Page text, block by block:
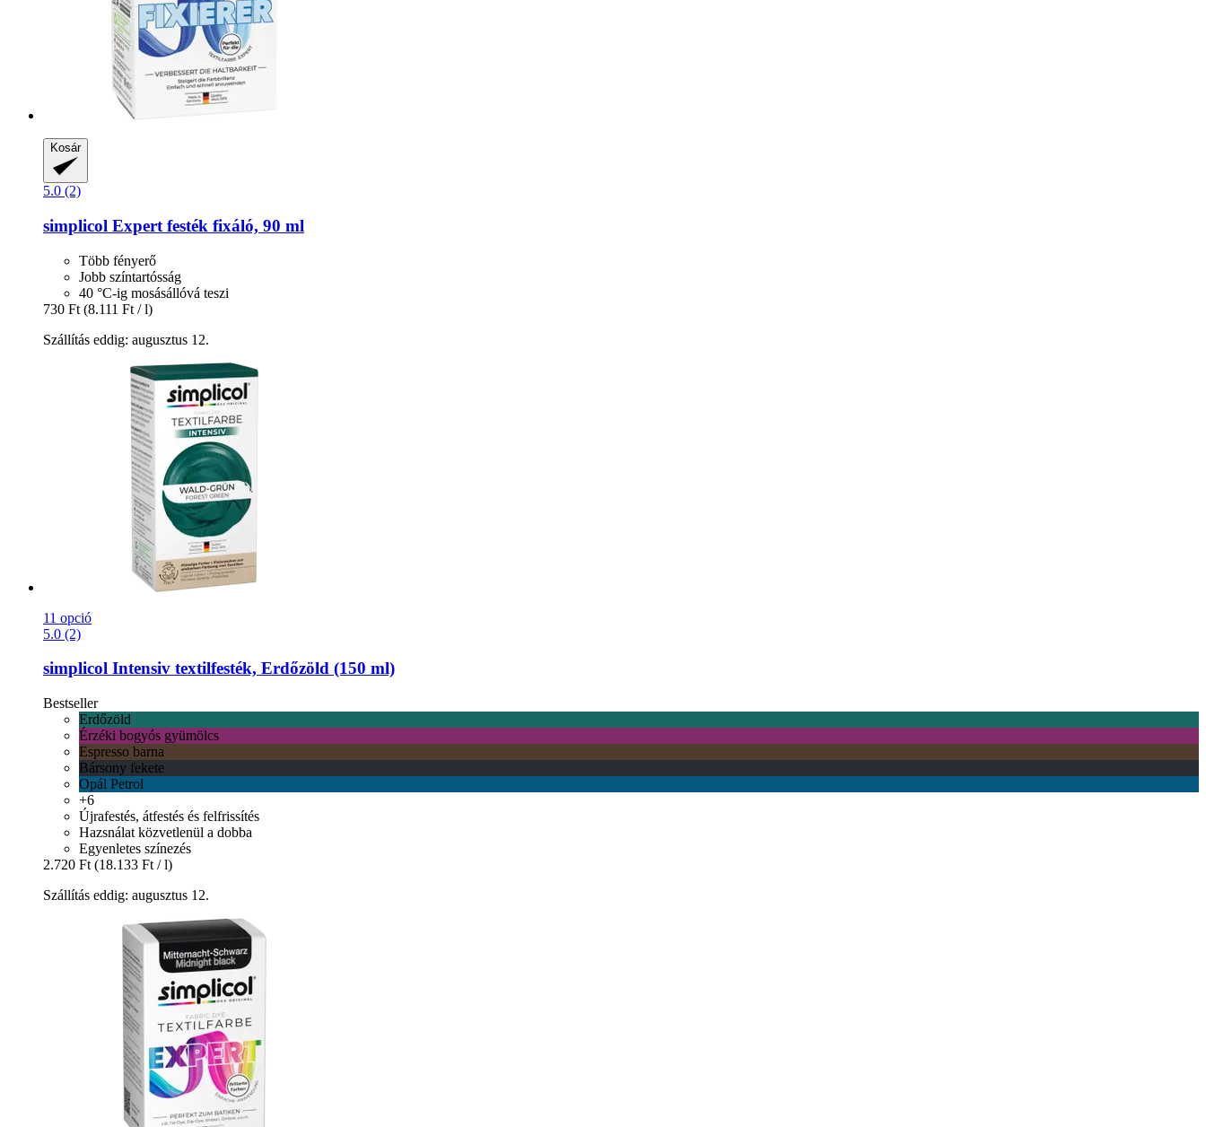
Kosár
5.0 (2)
simplicol Expert festék fixáló, 90 ml
Több fényerő
Jobb színtartósság
40 °C-ig mosásállóvá teszi
730 Ft (8.111 Ft / l)
Szállítás eddig: augusztus 12.
11 opció
5.0 (2)
simplicol Intensiv textilfesték, Erdőzöld (150 ml)
Bestseller
Erdőzöld
Érzéki bogyós gyümölcs
Espresso barna
Bársony fekete
Opál Petrol
+6
Újrafestés, átfestés és felfrissítés
Hazsnálat közvetlenül a dobba
Egyenletes színezés
2.720 Ft (18.133 Ft / l)
Szállítás eddig: augusztus 12.